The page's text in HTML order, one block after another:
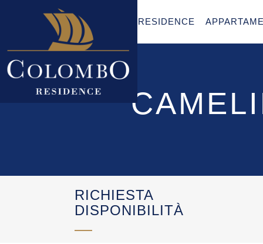
RESIDENCE
RICHIESTA
DISPONIBILITÀ